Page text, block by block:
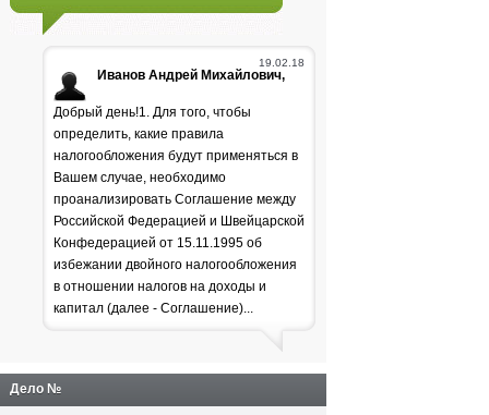
Генпрокуратура
раскритиковала положение
дел в лесной отрасли
19.02.18
Иванов Андрей Михайлович,
Добрый день!1. Для того, чтобы
определить, какие правила
налогообложения будут применяться в
Вашем случае, необходимо
проанализировать Соглашение между
Российской Федерацией и Швейцарской
Конфедерацией от 15.11.1995 об
избежании двойного налогообложения
в отношении налогов на доходы и
капитал (далее - Соглашение)...
Дело №